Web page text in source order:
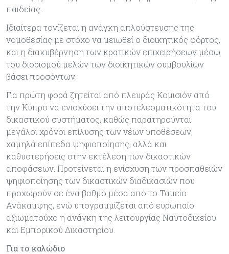
παιδείας.
Ιδιαίτερα τονίζεται η ανάγκη απλούστευσης της
νομοθεσίας με στόχο να μειωθεί ο διοικητικός φόρτος,
και η διακυβέρνηση των κρατικών επιχειρήσεων μέσω
του διορισμού μελών των διοικητικών συμβουλίων
βάσει προσόντων.
Για πρώτη φορά ζητείται από πλευράς Κομισιόν από
την Κύπρο να ενισχύσει την αποτελεσματικότητα του
δικαστικού συστήματος, καθώς παρατηρούνται
μεγάλοι χρόνοι επίλυσης των νέων υποθέσεων,
χαμηλά επίπεδα ψηφιοποίησης, αλλά και
καθυστερήσεις στην εκτέλεση των δικαστικών
αποφάσεων. Προτείνεται η ενίσχυση των προσπαθειών
ψηφιοποίησης των δικαστικών διαδικασιών που
προχωρούν σε ένα βαθμό μέσα από το Ταμείο
Ανάκαμψης, ενώ υπογραμμίζεται από ευρωπαίο
αξιωματούχο η ανάγκη της λειτουργίας Ναυτοδικείου
και Εμπορικού Δικαστηρίου.
Για το καλώδιο